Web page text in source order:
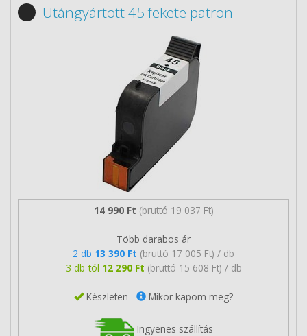
Utángyártott 45 fekete patron
14 990 Ft (bruttó 19 037 Ft)
Több darabos ár
2 db 13 390 Ft (bruttó 17 005 Ft) / db
3 db-tól 12 290 Ft (bruttó 15 608 Ft) / db
Készleten Mikor kapom meg?
Ingyenes szállítás